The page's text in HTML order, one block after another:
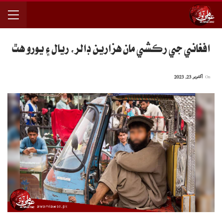
افغاني جي رڪشي مان هزارين ڊالر، ريال ۽ يورو هٿ
اکتوبر 23, 2023